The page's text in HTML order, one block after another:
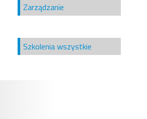
Zarządzanie
Szkolenia wszystkie